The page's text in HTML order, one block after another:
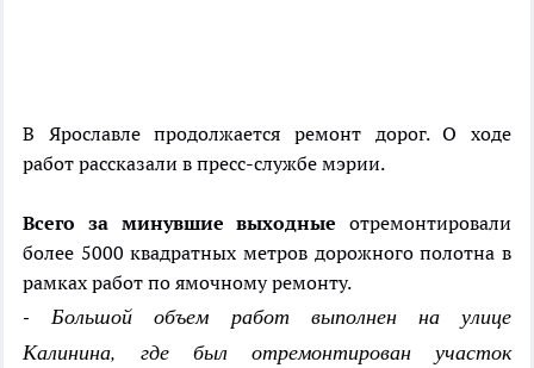
В Ярославле продолжается ремонт дорог. О ходе
работ рассказали в пресс-службе мэрии.
Всего за минувшие выходные отремонтировали
более 5000 квадратных метров дорожного полотна в
рамках работ по ямочному ремонту.
- Большой объем работ выполнен на улице
Калинина, где был отремонтирован участок